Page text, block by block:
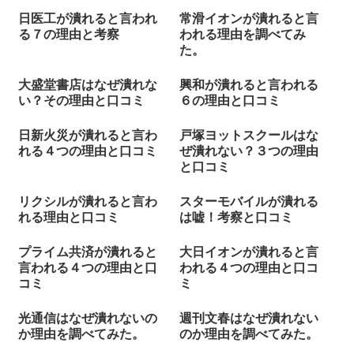
日医工が潰れると言われ
る７の理由と考察
常滑イオンが潰れると言
われる理由を調べてみ
た。
大盛堂書店はなぜ潰れな
い？その理由と口コミ
興和が潰れると言われる
６の理由と口コミ
日新火災が潰れると言わ
れる４つの理由と口コミ
戸塚ヨットスクールはな
ぜ潰れない？３つの理由
と口コミ
リクシルが潰れると言わ
れる理由と口コミ
スターモバイルが潰れる
は嘘！考察と口コミ
プライム共済が潰れると
言われる４つの理由と口
コミ
大日イオンが潰れると言
われる４つの理由と口コ
ミ
光通信はなぜ潰れないの
か理由を調べてみた。
週刊文春はなぜ潰れない
のか理由を調べてみた。